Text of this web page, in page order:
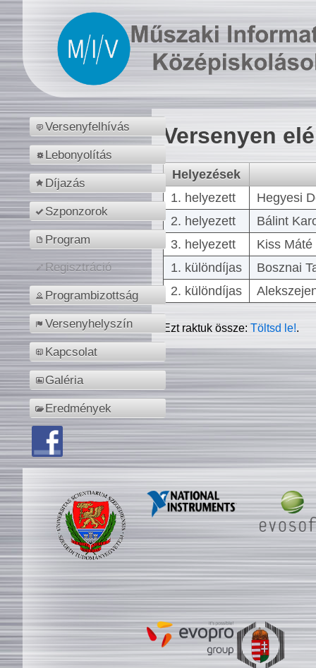
Versenyfelhívás
Lebonyolítás
Díjazás
Szponzorok
Program
Regisztráció
Programbizottság
Versenyhelyszín
Kapcsolat
Galéria
Eredmények
Versenyen
Helyezések
1. helyezett
Hegyesi
2. helyezett
Bálint
3. helyezett
Kiss
1. különdíjas
Bosznai
2. különdíjas
Ezt raktuk össze:Töltsd le!.